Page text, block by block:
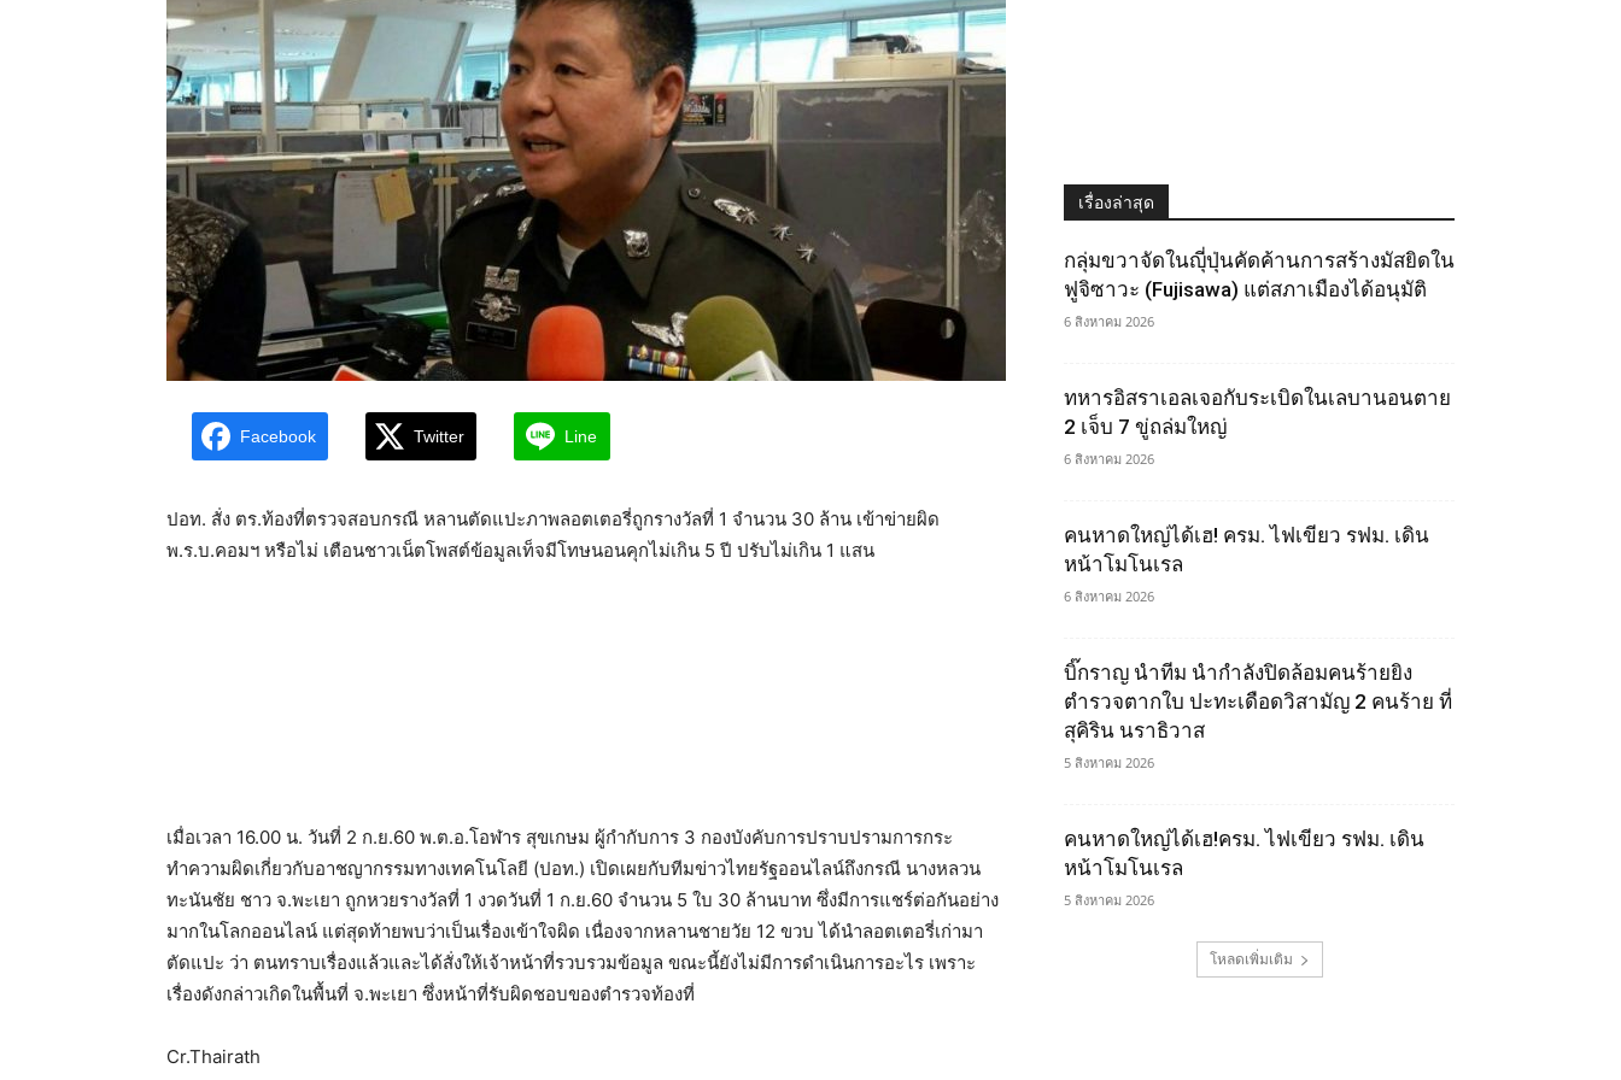
Facebook Twitter Line
ปอท. สั่ง ตร.ท้องที่ตรวจสอบกรณี หลานตัดแปะภาพลอตเตอรี่ถูกรางวัลที่ 1 จำนวน 30 ล้าน เข้าข่ายผิด
พ.ร.บ.คอมฯ หรือไม่ เตือนชาวเน็ตโพสต์ข้อมูลเท็จมีโทษนอนคุกไม่เกิน 5 ปี ปรับไม่เกิน 1 แสน
เมื่อเวลา 16.00 น. วันที่ 2 ก.ย.60 พ.ต.อ.โอฬาร สุขเกษม ผู้กำกับการ 3 กองบังคับการปราบปรามการกระ
ทำความผิดเกี่ยวกับอาชญากรรมทางเทคโนโลยี (ปอท.) เปิดเผยกับทีมข่าวไทยรัฐออนไลน์ถึงกรณี นางหลวน
ทะนันชัย ชาว จ.พะเยา ถูกหวยรางวัลที่ 1 งวดวันที่ 1 ก.ย.60 จำนวน 5 ใบ 30 ล้านบาท ซึ่งมีการแชร์ต่อกันอย่าง
มากในโลกออนไลน์ แต่สุดท้ายพบว่าเป็นเรื่องเข้าใจผิด เนื่องจากหลานชายวัย 12 ขวบ ได้นำลอตเตอรี่เก่ามา
ตัดแปะ ว่า ตนทราบเรื่องแล้วและได้สั่งให้เจ้าหน้าที่รวบรวมข้อมูล ขณะนี้ยังไม่มีการดำเนินการอะไร เพราะ
เรื่องดังกล่าวเกิดในพื้นที่ จ.พะเยา ซึ่งหน้าที่รับผิดชอบของตำรวจท้องที่
Cr.Thairath
เรื่องล่าสุด
กลุ่มขวาจัดในญุี่ปุ่นคัดค้านการสร้างมัสยิดใน
ฟูจิซาวะ (Fujisawa) แต่สภาเมืองได้อนุมัติ
6 สิงหาคม 2026
ทหารอิสราเอลเจอกับระเบิดในเลบานอนตาย
2 เจ็บ 7 ขู่ถล่มใหญ่
6 สิงหาคม 2026
คนหาดใหญ่ได้เฮ! ครม. ไฟเขียว รฟม. เดิน
หน้าโมโนเรล
6 สิงหาคม 2026
บิ๊กราญ นำทีม นำกำลังปิดล้อมคนร้ายยิง
ตำรวจตากใบ ปะทะเดือดวิสามัญ 2 คนร้าย ที่
สุคิริน นราธิวาส
5 สิงหาคม 2026
คนหาดใหญ่ได้เฮ!ครม. ไฟเขียว รฟม. เดิน
หน้าโมโนเรล
5 สิงหาคม 2026
โหลดเพิ่มเติม